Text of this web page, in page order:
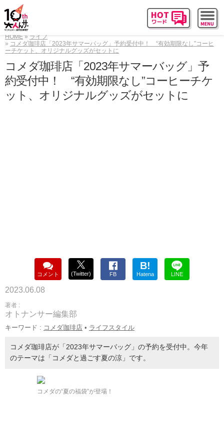
HOME
ライフ
コメダ珈琲店「2023年サマーバッグ」予約受付中！ “有効期限なし”コーヒ
ーチケット、オリジナルグッズがセットに
コメダ珈琲店「2023年サマーバッグ」予
約受付中！ “有効期限なし”コーヒーチケ
ット、オリジナルグッズがセットに
コメント (Twitter) FB
B!
Hatena LINE
2023.06.08
著者 :
オトナンサー編集部
キーワード : コメダ珈琲店 • ライフスタイル
コメダ珈琲店が「2023年サマーバッグ」の予約を受付中。今年
のテーマは「コメダと過ごす夏の涼」です。
コメダの“夏の福袋”が登場！